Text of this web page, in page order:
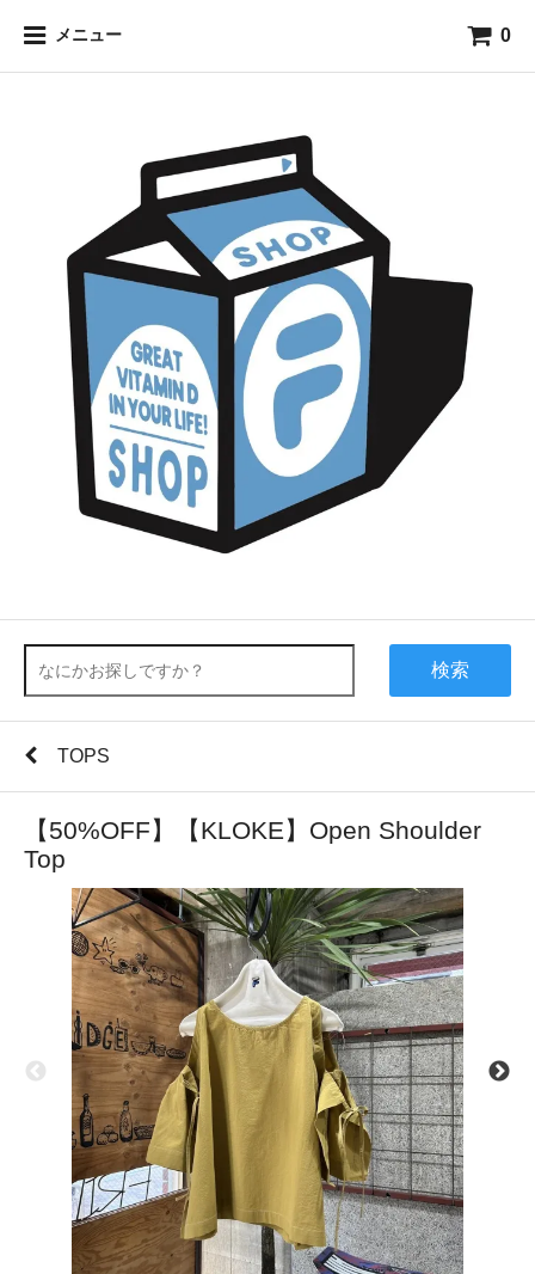
メニュー 0
検索
TOPS
【50%OFF】【KLOKE】Open Shoulder
Top